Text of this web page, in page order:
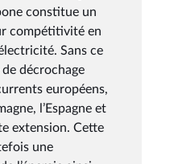
constitue un
compétitivité en
Sans ce
décrochage
européens,
l’Espagne et
extension. Cette
une